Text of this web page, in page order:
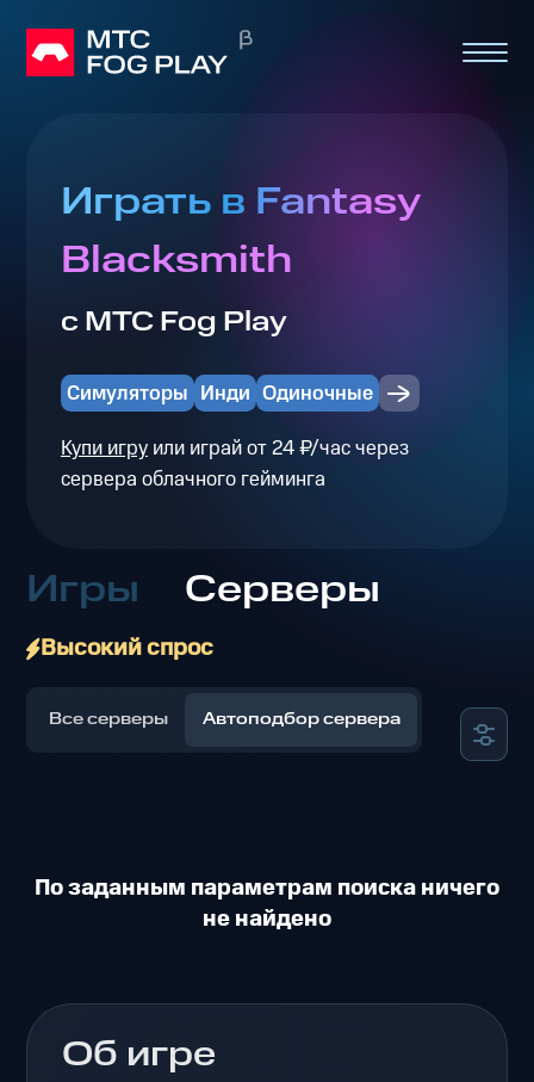
Играть в Fantasy
Blacksmith
с МТС Fog Play
Симуляторы Инди Одиночные
Купи игруили играй от 24 ₽/час через
сервера облачного гейминга
Игры Серверы
Высокий спрос
Все серверы Автоподбор сервера
По заданным параметрам поиска ничего
не найдено
Об игре